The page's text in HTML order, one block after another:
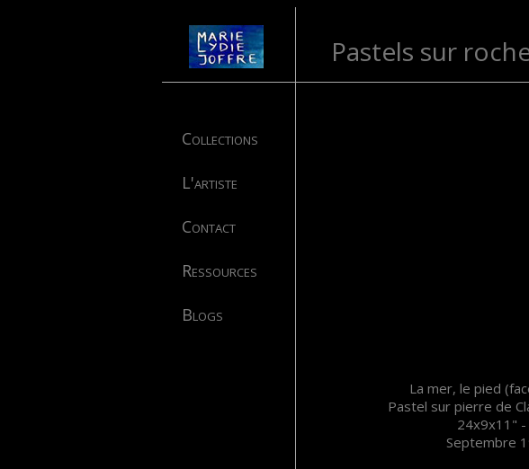
Pastels sur
Collections
L'artiste
Contact
Ressources
Blogs
La mer, le pied
Pastel sur pierre de
24x9x11" -
Septembre